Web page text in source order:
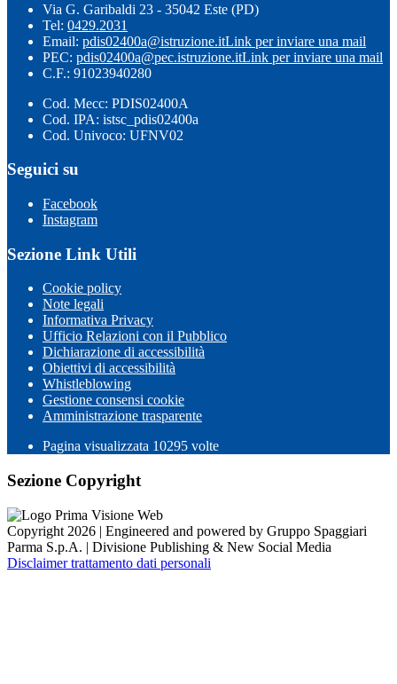
Via G. Garibaldi 23 - 35042 Este (PD)
Tel: 0429.2031
Email: pdis02400a@istruzione.itLink per inviare una mail
PEC: pdis02400a@pec.istruzione.itLink per inviare una mail
C.F.: 91023940280
Cod. Mecc: PDIS02400A
Cod. IPA: istsc_pdis02400a
Cod. Univoco: UFNV02
Seguici su
Facebook
Instagram
Sezione Link Utili
Cookie policy
Note legali
Informativa Privacy
Ufficio Relazioni con il Pubblico
Dichiarazione di accessibilità
Obiettivi di accessibilità
Whistleblowing
Gestione consensi cookie
Amministrazione trasparente
Pagina visualizzata 10295 volte
Sezione Copyright
Copyright 2026 | Engineered and powered by Gruppo Spaggiari
Parma S.p.A. | Divisione Publishing & New Social Media
Disclaimer trattamento dati personali